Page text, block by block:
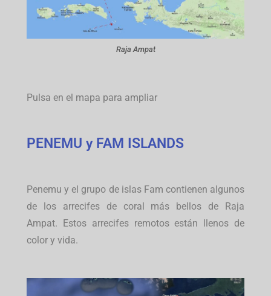
Raja Ampat
Pulsa en el mapa para ampliar
PENEMU y FAM ISLANDS
Penemu y el grupo de islas Fam contienen algunos
de los arrecifes de coral más bellos de Raja
Ampat. Estos arrecifes remotos están llenos de
color y vida.